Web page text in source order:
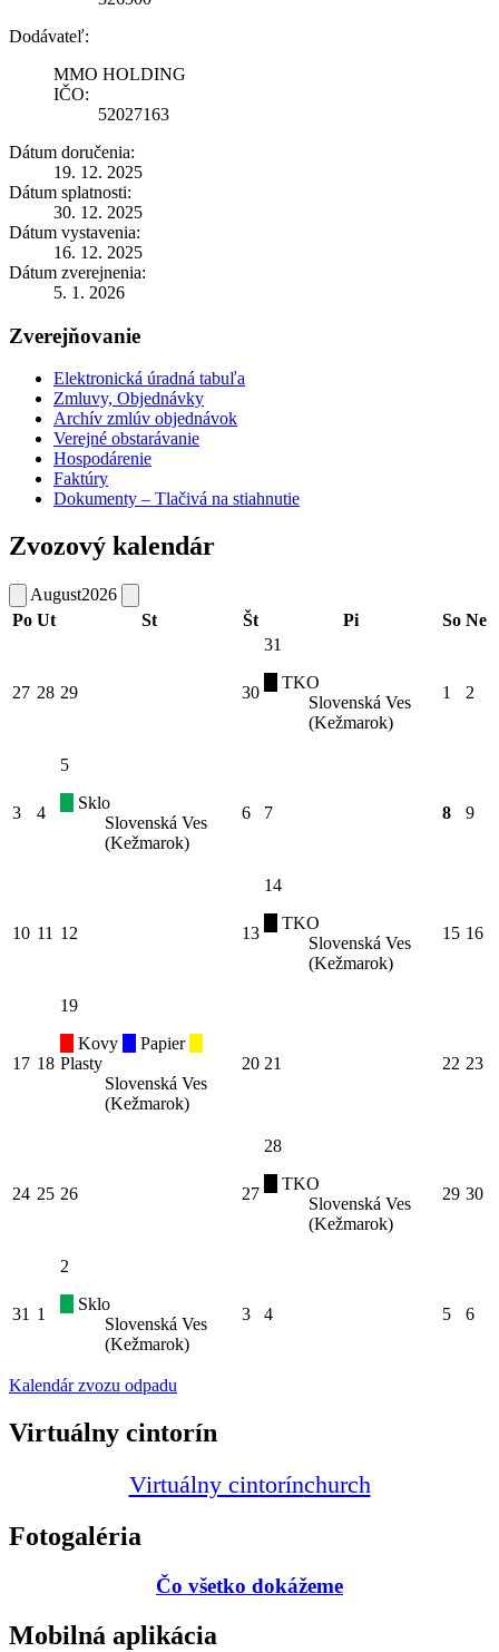
Dodávateľ:
MMO HOLDING
IČO:
52027163
Dátum doručenia:
19. 12. 2025
Dátum splatnosti:
30. 12. 2025
Dátum vystavenia:
16. 12. 2025
Dátum zverejnenia:
5. 1. 2026
Zverejňovanie
Elektronická úradná tabuľa
Zmluvy, Objednávky
Archív zmlúv objednávok
Verejné obstarávanie
Hospodárenie
Faktúry
Dokumenty – Tlačivá na stiahnutie
Zvozový kalendár
August2026
Po Ut St Št Pi So Ne
27 28 29 30
31
TKO
Slovenská Ves
(Kežmarok)
1 2
3 4
5
Sklo
Slovenská Ves
(Kežmarok)
6 7 8 9
10 11 12 13
14
TKO
Slovenská Ves
(Kežmarok)
15 16
17 18
19
Kovy
Papier
Plasty
Slovenská Ves
(Kežmarok)
20 21 22 23
24 25 26 27
28
TKO
Slovenská Ves
(Kežmarok)
29 30
31 1
2
Sklo
Slovenská Ves
(Kežmarok)
3 4 5 6
Kalendár zvozu odpadu
Virtuálny cintorín
Virtuálny cintorínchurch
Fotogaléria
Čo všetko dokážeme
Mobilná aplikácia